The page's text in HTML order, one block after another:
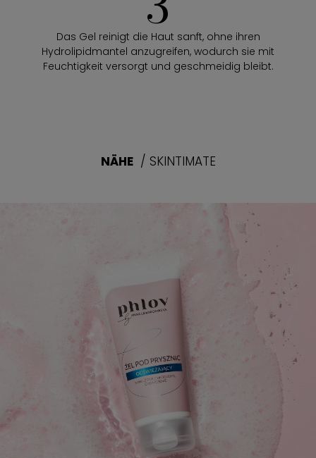
Das Gel reinigt die Haut sanft, ohne ihren
Hydrolipidmantel anzugreifen, wodurch sie mit
Feuchtigkeit versorgt und geschmeidig bleibt.
NÄHE / SKINTIMATE